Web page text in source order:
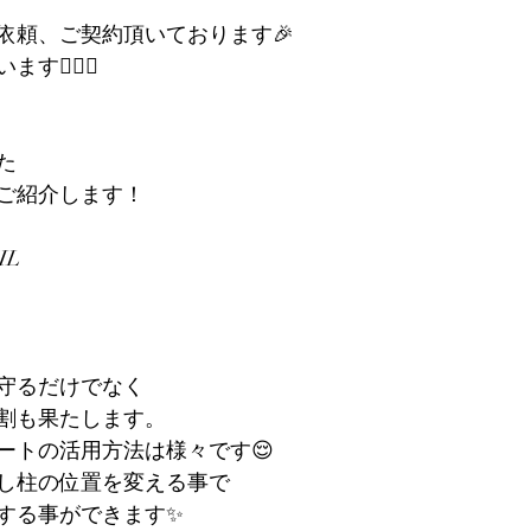
頼、ご契約頂いております🎉
す🙇‍♀️✨
紹介します！
るだけでなく
も果たします。
トの活用方法は様々です😌
柱の位置を変える事で
る事ができます✨